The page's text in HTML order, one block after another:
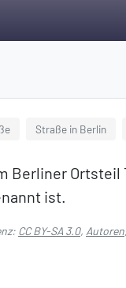
Straße in Berlin
Berliner Ortsteil
ist.
CC BY-SA 3.0, Autoren,